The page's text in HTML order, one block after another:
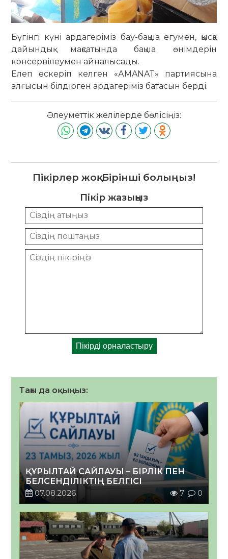
Бүгінгі күні ардагеріміз бау-бақша егумен, қысқа
дайындық мақсатында бақша өнімдерін
консервілеумен айналысады.
Елеп ескеріп келген «АMANAT» партиясына
алғысын білдірген ардагеріміз батасын берді.
Әлеуметтік желілерде бөлісіңіз:
Пікірлер жоқ. Бірінші болыңыз!
Пікір жазыңыз
Тағы да оқыңыз:
ҚҰРЫЛТАЙ САЙЛАУЫ – БІРЛІК ПЕН
БЕЛСЕНДІЛІКТІҢ БЕЛГІСІ
07.08.2026
7 0